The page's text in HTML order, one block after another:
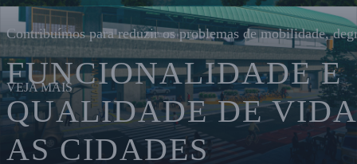
Contribuímos para reduzir os problemas de mobilidade,
VEJA MAIS
FUNCIONALIDADE E
QUALIDADE DE
AS CIDADES